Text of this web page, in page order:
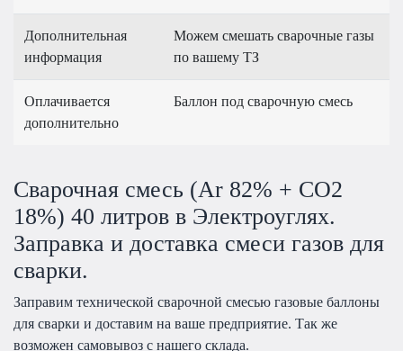
Дополнительная
информация
Можем смешать сварочные газы
по вашему ТЗ
Оплачивается
дополнительно
Баллон под сварочную смесь
Сварочная смесь (Ar 82% + CO2
18%) 40 литров в Электроуглях.
Заправка и доставка смеси газов для
сварки.
Заправим технической сварочной смесью газовые баллоны
для сварки и доставим на ваше предприятие. Так же
возможен самовывоз с нашего склада.